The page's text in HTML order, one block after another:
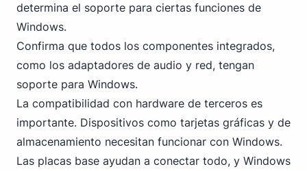
determina el soporte para ciertas funciones de
Windows.
Confirma que todos los componentes integrados,
como los adaptadores de audio y red, tengan
soporte para Windows.
La compatibilidad con hardware de terceros es
importante. Dispositivos como tarjetas gráficas y de
almacenamiento necesitan funcionar con Windows.
Las placas base ayudan a conectar todo, y Windows